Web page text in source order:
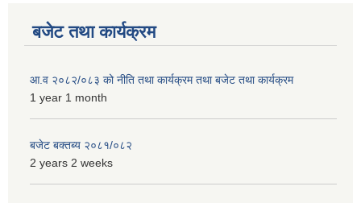
बजेट तथा कार्यक्रम
आ.व २०८२/०८३ को नीति तथा कार्यक्रम तथा बजेट तथा कार्यक्रम
1 year 1 month
बजेट बक्तब्य २०८१/०८२
2 years 2 weeks